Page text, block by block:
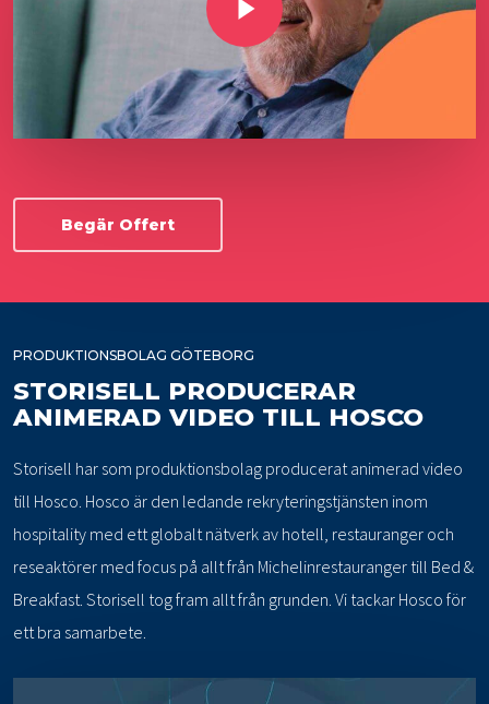
Begär Offert
PRODUKTIONSBOLAG GÖTEBORG
STORISELL PRODUCERAR
ANIMERAD VIDEO TILL HOSCO
Storisell har som produktionsbolag producerat animerad video
till Hosco. Hosco är den ledande rekryteringstjänsten inom
hospitality med ett globalt nätverk av hotell, restauranger och
reseaktörer med focus på allt från Michelinrestauranger till Bed &
Breakfast. Storisell tog fram allt från grunden. Vi tackar Hosco för
ett bra samarbete.